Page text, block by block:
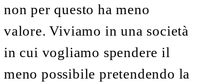
non per questo ha meno
valore. Viviamo in una società
in cui vogliamo spendere il
meno possibile pretendendo la